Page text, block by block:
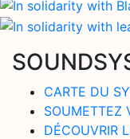
CARTE DU
SOUMETTEZ
DÉCOUVRIR